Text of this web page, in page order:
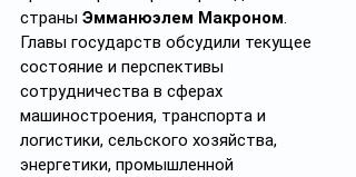
страны Эмманюэлем Макроном.
Главы государств обсудили текущее
состояние и перспективы
сотрудничества в сферах
машиностроения, транспорта и
логистики, сельского хозяйства,
энергетики, промышленной